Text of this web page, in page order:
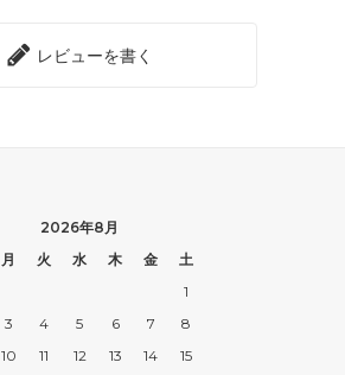
レビューを書く
2026年8月
月 火 水 木 金
土
1
3 4 5 6 7
8
10 11 12 13 14
15